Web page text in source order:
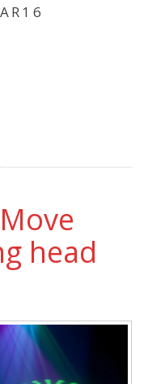
head